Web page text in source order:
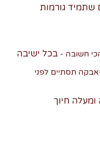
שתמיד גורמות
חשובה - בכל ישיבה
תסתיים לפני
חיוך